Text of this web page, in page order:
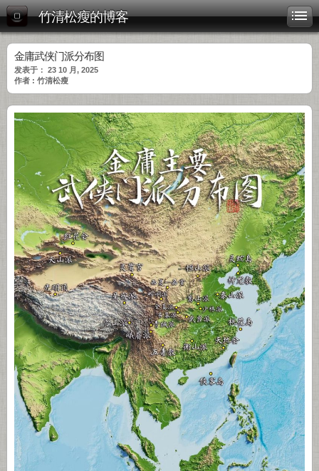
竹清松瘦的博客
金庸武侠门派分布图
发表于： 23 10 月, 2025
作者 : 竹清松瘦